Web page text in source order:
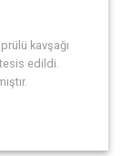
kavşağı
tesis edildi.